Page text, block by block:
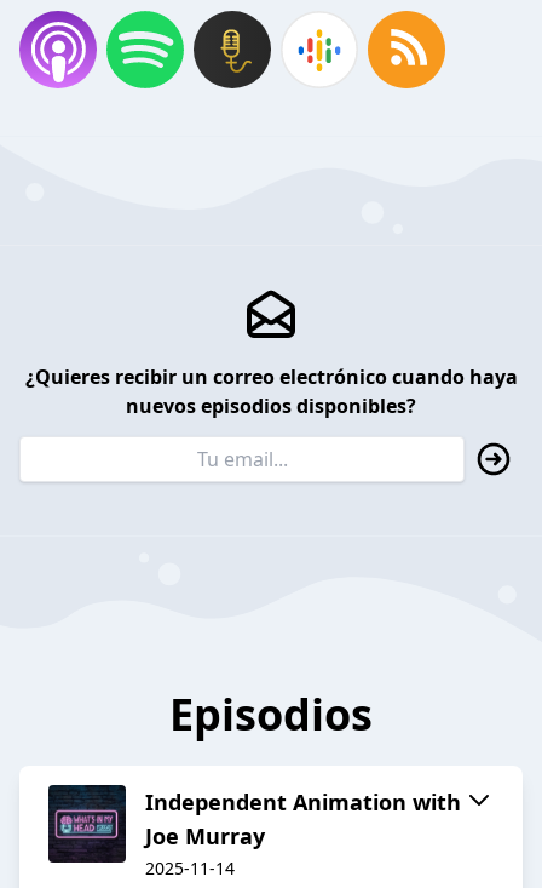
¿Quieres recibir un correo electrónico cuando haya
nuevos episodios disponibles?
Episodios
Independent Animation with
Joe Murray
2025-11-14